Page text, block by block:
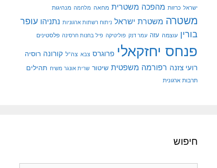
ישראל כרזות מהפכה משטרית מחאה מלחמה מנהיגות
משטרה משטרת ישראל ניתוח רשתות ארגוניות נתניהו עופר
בורין עוצמה עזה עמר דנק פוליטיקה פיל בחנות חרסינה פלסטינים
פנחס יחזקאלי פרוגרס צבא צה"ל קורונה רוסיה
רועי צזנה רפורמה משפטית שיטור שרית אונגר משיח תהילים
תרבות ארגונית
חיפוש